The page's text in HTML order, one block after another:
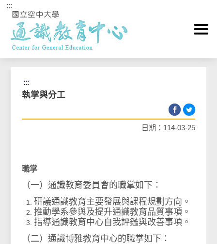
跳到主要內容區塊
:::
首頁>中心簡介Center>執掌與分工
:::
執掌與分工
日期：114-03-25
職掌
（一）通識教育委員會的職掌如下：
研議通識教育主要發展與課程規劃方向。
推動學系參與及提升通識教育品質事項。
指導通識教育中心自我評鑑與改善事項。
（二）通識博雅教育中心的職掌如下：